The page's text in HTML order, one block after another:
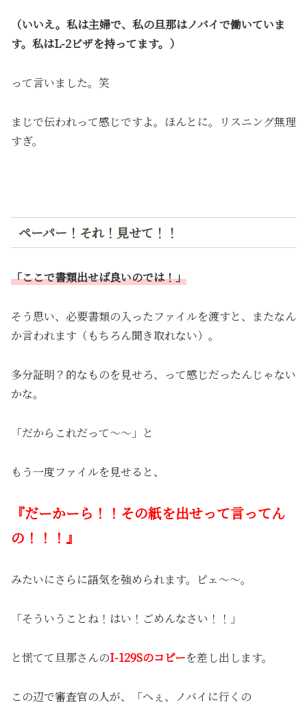
（いいえ。私は主婦で、私の旦那はノバイで働いていま
す。私はL-2ビザを持ってます。）
って言いました。笑
まじで伝われって感じですよ。ほんとに。リスニング無理
すぎ。
ペーパー！それ！見せて！！
「ここで書類出せば良いのでは！」
そう思い、必要書類の入ったファイルを渡すと、またなん
か言われます（もちろん聞き取れない）。
多分証明？的なものを見せろ、って感じだったんじゃない
かな。
「だからこれだって〜〜」と
もう一度ファイルを見せると、
『だーかーら！！その紙を出せって言ってん
の！！！』
みたいにさらに語気を強められます。ピェ〜〜。
「そういうことね！はい！ごめんなさい！！」
と慌てて旦那さんのI-129Sのコピーを差し出します。
この辺で審査官の人が、「へぇ、ノバイに行くの